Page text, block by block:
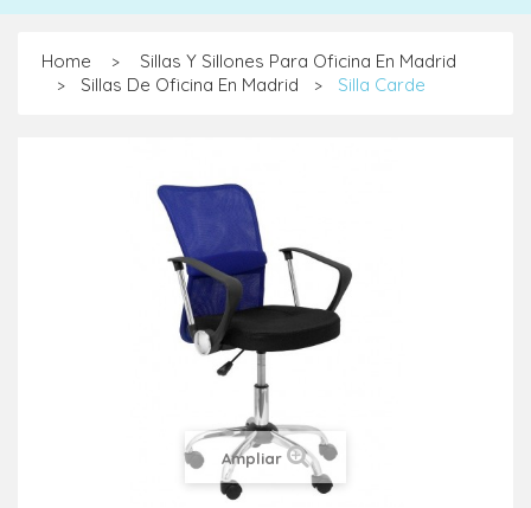
Home > Sillas Y Sillones Para Oficina En Madrid
> Sillas De Oficina En Madrid > Silla Carde
Ampliar